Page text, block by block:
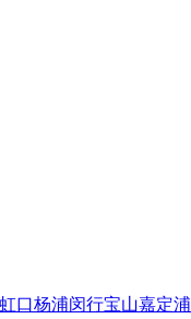
虹口杨浦闵行宝山嘉定